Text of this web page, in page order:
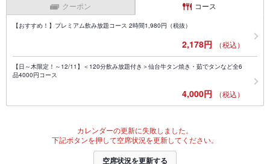
クーポン コース
【おすすめ！】プレミアム飲み放題コース 2時間1,980円（税抜）
2,178円 （税込）
【日～木限定！～12/11】＜120分飲み放題付き＞仙台牛タン焼き・茹でタンなど全6
品4000円コース
4,000円 （税込）
カレンダーの更新に失敗しました。
下記ボタンを押して空席状況を更新してください。
空席状況を更新する